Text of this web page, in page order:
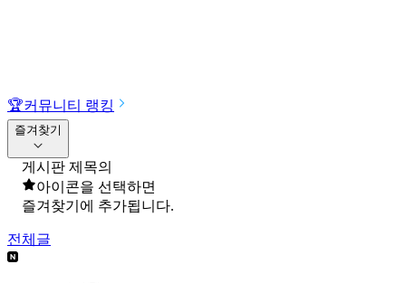
🏆커뮤니티 랭킹
즐겨찾기
게시판 제목의
아이콘을 선택하면
즐겨찾기에 추가됩니다.
전체글